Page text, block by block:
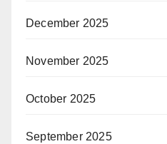
December 2025
November 2025
October 2025
September 2025